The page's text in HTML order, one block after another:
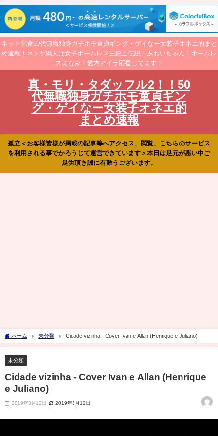
ネット乞食50代無職独身ガチホモ童貞ギング・ゲイなー女装子オネエ的まと
め速報！ネトゲ廃人は女子ホームレス三銃士伝説！あおいちゃん！ホームレ
スまなみ！愛内アイラ応援してます！
真・モリ・タダッフル2！！50
代無職独身ガチホモ童貞ギン
グ・ゲイなー女装子オネエ的
まとめ速報
孤立＜お客様皆様が掲載の記事等へアクセス、閲覧、こちらのサービス
を利用される事でかろうじて運営できています＞本日は足元が悪い中ご
足労頂き誠に有難うございます。
ホーム 未分類 Cidade vizinha - Cover Ivan e Allan (Henrique e Juliano)
未分類
Cidade vizinha - Cover Ivan e Allan (Henrique
e Juliano)
2019年3月12日 2019年3月12日